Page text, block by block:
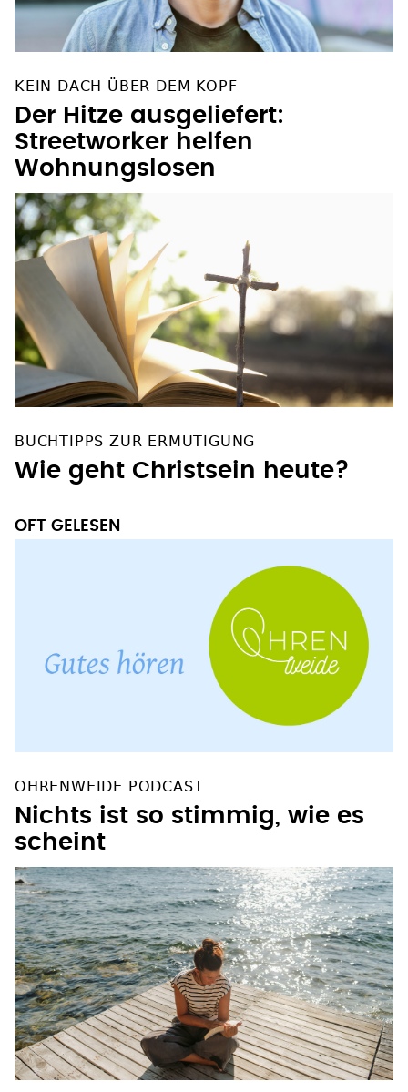
KEIN DACH ÜBER DEM KOPF
Der Hitze ausgeliefert:
Streetworker helfen
Wohnungslosen
BUCHTIPPS ZUR ERMUTIGUNG
Wie geht Christsein heute?
OFT GELESEN
OHRENWEIDE PODCAST
Nichts ist so stimmig, wie es